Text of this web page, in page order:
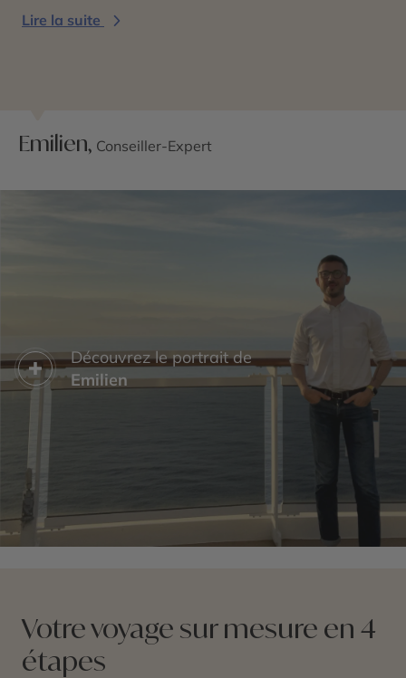
Lire la suite
Emilien, Conseiller-Expert
Découvrez le portrait de
Emilien
Votre voyage sur mesure en 4
étapes